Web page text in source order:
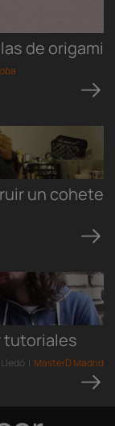
de origami
un cohete
tutoriales
Lledó | MasterD Madrid